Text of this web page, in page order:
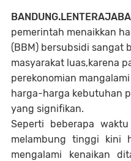
pemerintah menaikkan
(BBM) bersubsidi sangat
masyarakat luas,karena
perekonomian
harga-harga kebutuhan
yang signifikan.
Seperti beberapa
melambung tinggi kini
mengalami kenaikan